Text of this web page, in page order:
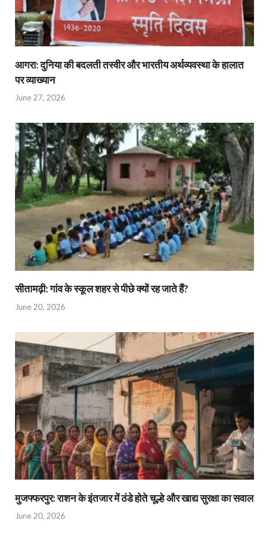
आगरा: दुनिया की बदलती तस्वीर और भारतीय अर्थव्यवस्था के हालात
पर व्याख्यान
June 27, 2026
सीतामढ़ी: गांव के स्कूल शहर से पीछे क्यों रह जाते हैं?
June 20, 2026
मुजफ्फरपुर: राशन के इंतजार में ठंडे होते चूल्हे और खाद्य सुरक्षा का सवाल
June 20, 2026